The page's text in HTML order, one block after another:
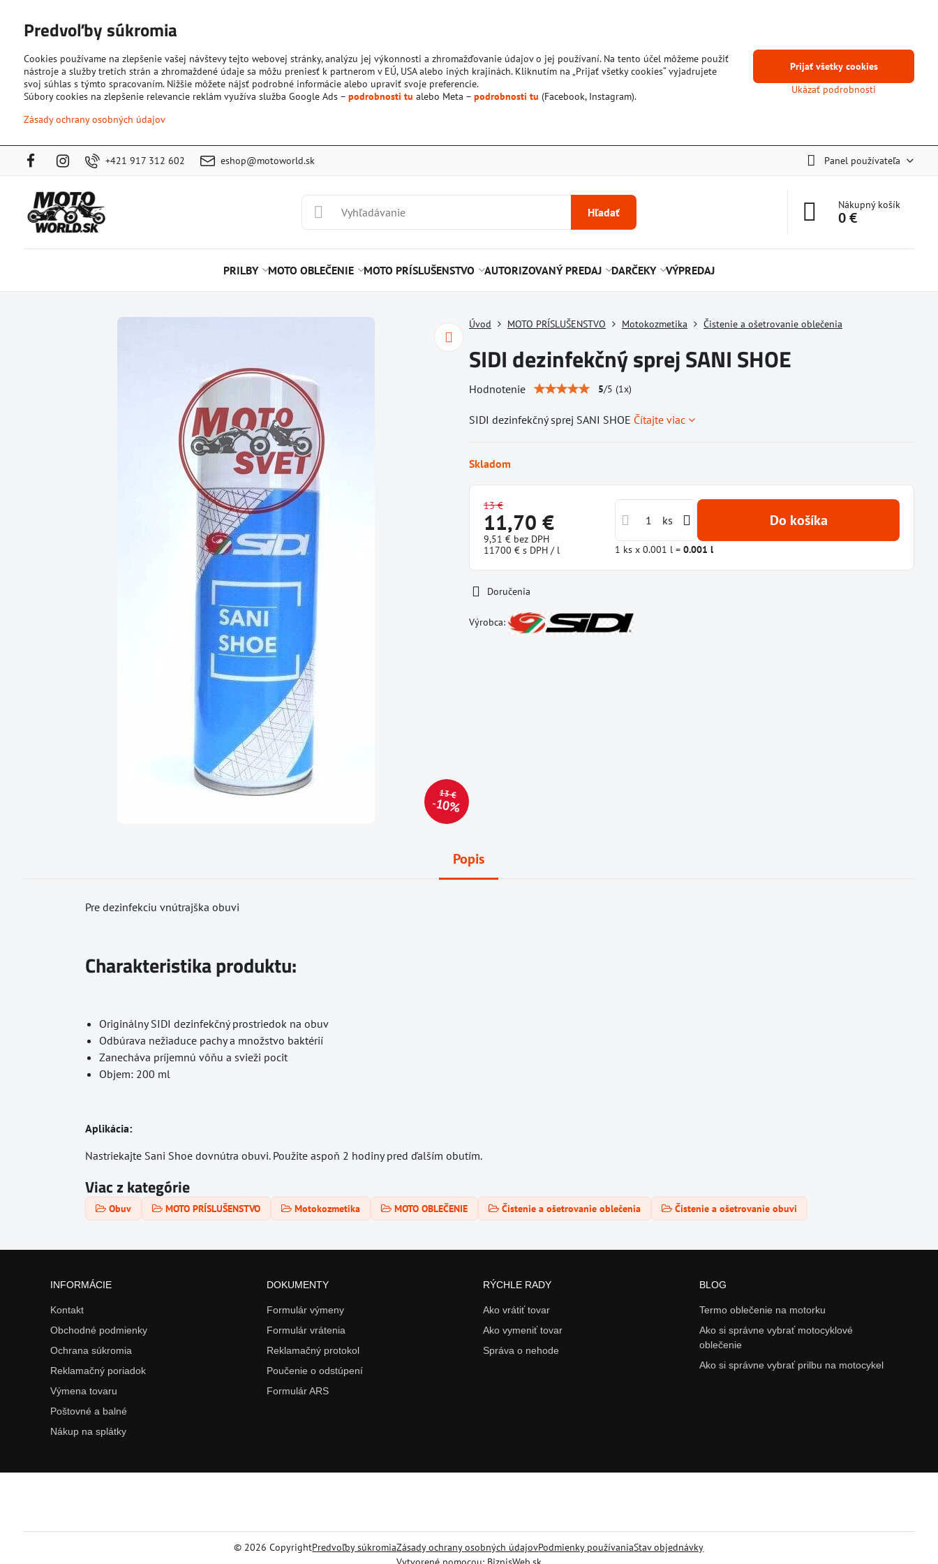
+421 917 312 602 eshop@motoworld.sk Panel používateľa
Hľadať
Nákupný košík
0 €
PRILBY MOTO OBLEČENIE MOTO PRÍSLUŠENSTVO AUTORIZOVANÝ PREDAJ DARČEKY VÝPREDAJ
13 €
10%
Úvod MOTO PRÍSLUŠENSTVO Motokozmetika Čistenie a ošetrovanie oblečenia
SIDI dezinfekčný sprej SANI SHOE
Hodnotenie 5/5 (1x)
SIDI dezinfekčný sprej SANI SHOE Čítajte viac
Skladom
13 €
11,70 €
9,51 € bez DPH
11700 € s DPH/ l
ks Do košíka
1 ks x 0.001 l = 0.001 l
Doručenia
Výrobca:
Popis
Pre dezinfekciu vnútrajška obuvi
Charakteristika produktu:
Originálny SIDI dezinfekčný prostriedok na obuv
Odbúrava nežiaduce pachy a množstvo baktérií
Zanecháva príjemnú vôňu a svieži pocit
Objem: 200 ml
Aplikácia:
Nastriekajte Sani Shoe dovnútra obuvi. Použite aspoň 2 hodiny pred ďalším obutím.
Viac z kategórie
Obuv MOTO PRÍSLUŠENSTVO Motokozmetika MOTO OBLEČENIE Čistenie a ošetrovanie oblečenia Čistenie a ošetrovanie obuvi
INFORMÁCIE
Kontakt
Obchodné podmienky
Ochrana súkromia
Reklamačný poriadok
Výmena tovaru
Poštovné a balné
Nákup na splátky
DOKUMENTY
Formulár výmeny
Formulár vrátenia
Reklamačný protokol
Poučenie o odstúpení
Formulár ARS
RÝCHLE RADY
Ako vrátiť tovar
Ako vymeniť tovar
Správa o nehode
BLOG
Termo oblečenie na motorku
Ako si správne vybrať motocyklové
oblečenie
Ako si správne vybrať prilbu na motocykel
© 2026 CopyrightPredvoľby súkromiaZásady ochrany osobných údajovPodmienky používaniaStav objednávky
Predvoľby súkromia
Cookies používame na zlepšenie vašej návštevy tejto webovej stránky, analýzu jej výkonnosti a zhromažďovanie údajov o jej používaní. Na tento účel môžeme použiť
nástroje a služby tretích strán a zhromaždené údaje sa môžu preniesť k partnerom v EÚ, USA alebo iných krajinách. Kliknutím na „Prijať všetky cookies“ vyjadrujete
svoj súhlas s týmto spracovaním. Nižšie môžete nájsť podrobné informácie alebo upraviť svoje preferencie.
Súbory cookies na zlepšenie relevancie reklám využíva služba Google Ads – podrobnosti tu alebo Meta – podrobnosti tu (Facebook, Instagram).
Zásady ochrany osobných údajov
Ukázať podrobnosti
Prijať všetky cookies